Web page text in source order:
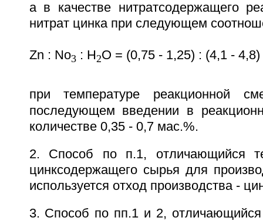
а в качестве нитратсодержащего
нитрат цинка при следующем
Zn : No3 : H2O = (0,75 - 1,25) : (4,1 -
при температуре реакционной
последующем введении в
количестве 0,35 - 0,7 мас.%.
2. Способ по п.1, отличающийся
цинксодержащего сырья для
используется отход производства -
3. Способ по пп.1 и 2, отличающийся